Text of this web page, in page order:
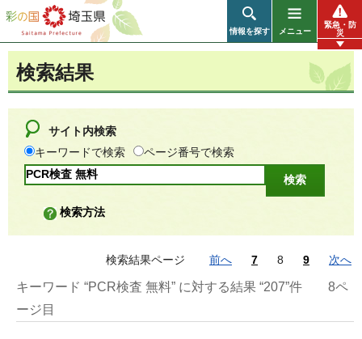
彩の国 埼玉県
情報を探す メニュー
緊急・防
災
検索結果
サイト内検索
キーワードで検索
ページ番号で検索
検索方法
検索結果ページ 前へ 7 8 9 次へ
キーワード “PCR検査 無料” に対する結果 “207”件
8ペ
ージ目